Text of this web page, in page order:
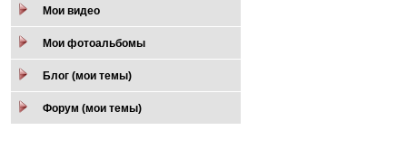
Мои видео
Мои фотоальбомы
Блог (мои темы)
Форум (мои темы)